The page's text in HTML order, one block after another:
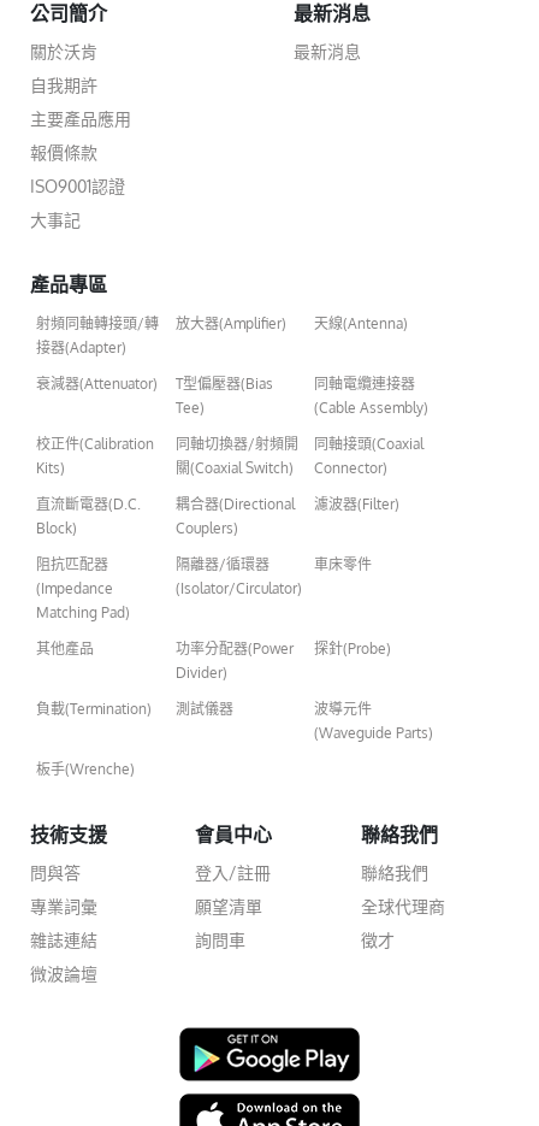
公司簡介
關於沃肯
自我期許
主要產品應用
報價條款
ISO9001認證
大事記
最新消息
最新消息
產品專區
射頻同軸轉接頭/轉
接器(Adapter)
放大器(Amplifier) 天線(Antenna)
衰減器(Attenuator)
T型偏壓器(Bias
Tee)
同軸電纜連接器
(Cable Assembly)
校正件(Calibration
Kits)
同軸切換器/射頻開
關(Coaxial Switch)
同軸接頭(Coaxial
Connector)
直流斷電器(D.C.
Block)
耦合器(Directional
Couplers)
濾波器(Filter)
阻抗匹配器
(Impedance
Matching Pad)
隔離器/循環器
(Isolator/Circulator)
車床零件
其他產品
功率分配器(Power
Divider)
探針(Probe)
負載(Termination) 測試儀器
波導元件
(Waveguide Parts)
板手(Wrenche)
技術支援
問與答
專業詞彙
雜誌連結
微波論壇
會員中心
登入/註冊
願望清單
詢問車
聯絡我們
聯絡我們
全球代理商
徵才